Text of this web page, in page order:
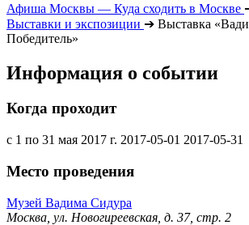
Афиша Москвы — Куда сходить в Москве
Выставки и экспозиции ➔ Выставка
Победитель»
Информация о событии
Когда проходит
с 1 по 31 мая 2017 г. 2017-05-01 2017-05-31
Место проведения
Музей Вадима Сидура
Москва, ул. Новогиреевская, д. 37, стр. 2